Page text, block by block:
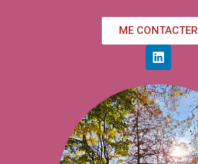
ME CONTACTER